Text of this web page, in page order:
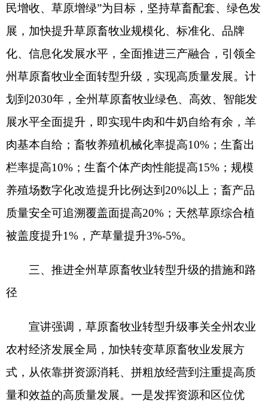
三、推进全州草原畜牧业转型升级的措施和路
径
宣讲强调，草原畜牧业转型升级事关全州农业
农村经济发展全局，加快转变草原畜牧业发展方
式，从依靠拼资源消耗、拼粗放经营到注重提高质
势，合力布局畜牧业生产，做好肉羊、肉牛、饲
草、特色畜牧、休闲牧业等产业布局规划。二是转
变畜牧业生产方式，明确主要任务，着力提高集约
化经营水平。三是坚持绿色发展理念，加快构建新
型种养关系，实现循环持续发展。
本次宣讲以面对面的形式，以阿合奇县转变草
的问题，以提质增效为导向，聚焦高效养殖、绿色
转型发展等，向广大的农牧民以言简意赅的语言，
施、路径，明确了发展思路和原则，为今后举全社
会农牧民之力推进畜牧业高质量发展奠定了基础。
联系人：萨依拉姆